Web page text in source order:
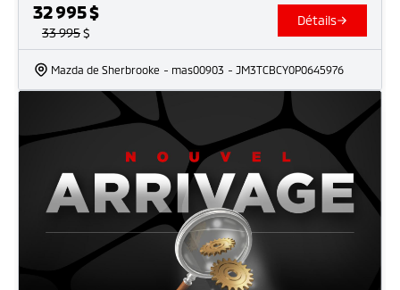
32 995$
33 995$
Détails
Mazda de Sherbrooke - mas00903 - JM3TCBCY0P0645976